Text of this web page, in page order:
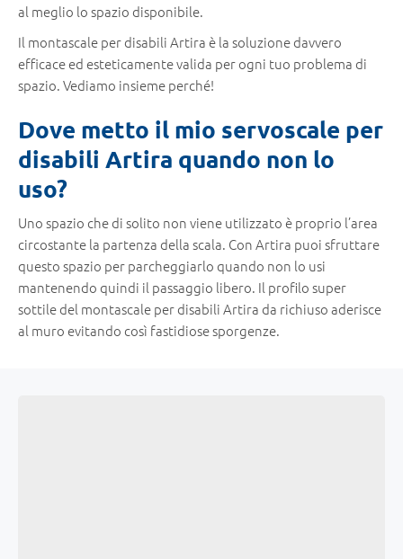
al meglio lo spazio disponibile.
Il montascale per disabili Artira è la soluzione davvero
efficace ed esteticamente valida per ogni tuo problema di
spazio. Vediamo insieme perché!
Dove metto il mio servoscale per
disabili Artira quando non lo
uso?
Uno spazio che di solito non viene utilizzato è proprio l’area
circostante la partenza della scala. Con Artira puoi sfruttare
questo spazio per parcheggiarlo quando non lo usi
mantenendo quindi il passaggio libero. Il profilo super
sottile del montascale per disabili Artira da richiuso aderisce
al muro evitando così fastidiose sporgenze.